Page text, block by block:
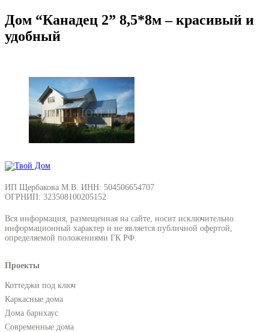
Дом “Канадец 2” 8,5*8м – красивый и
удобный
ИП Щербакова М.В. ИНН: 504506654707
ОГРНИП: 323508100205152
Вся информация, размещенная на сайте, носит исключительно
информационный характер и не является публичной офертой,
определяемой положениями ГК РФ.
Проекты
Коттеджи под ключ
Каркасные дома
Дома барнхаус
Современные дома